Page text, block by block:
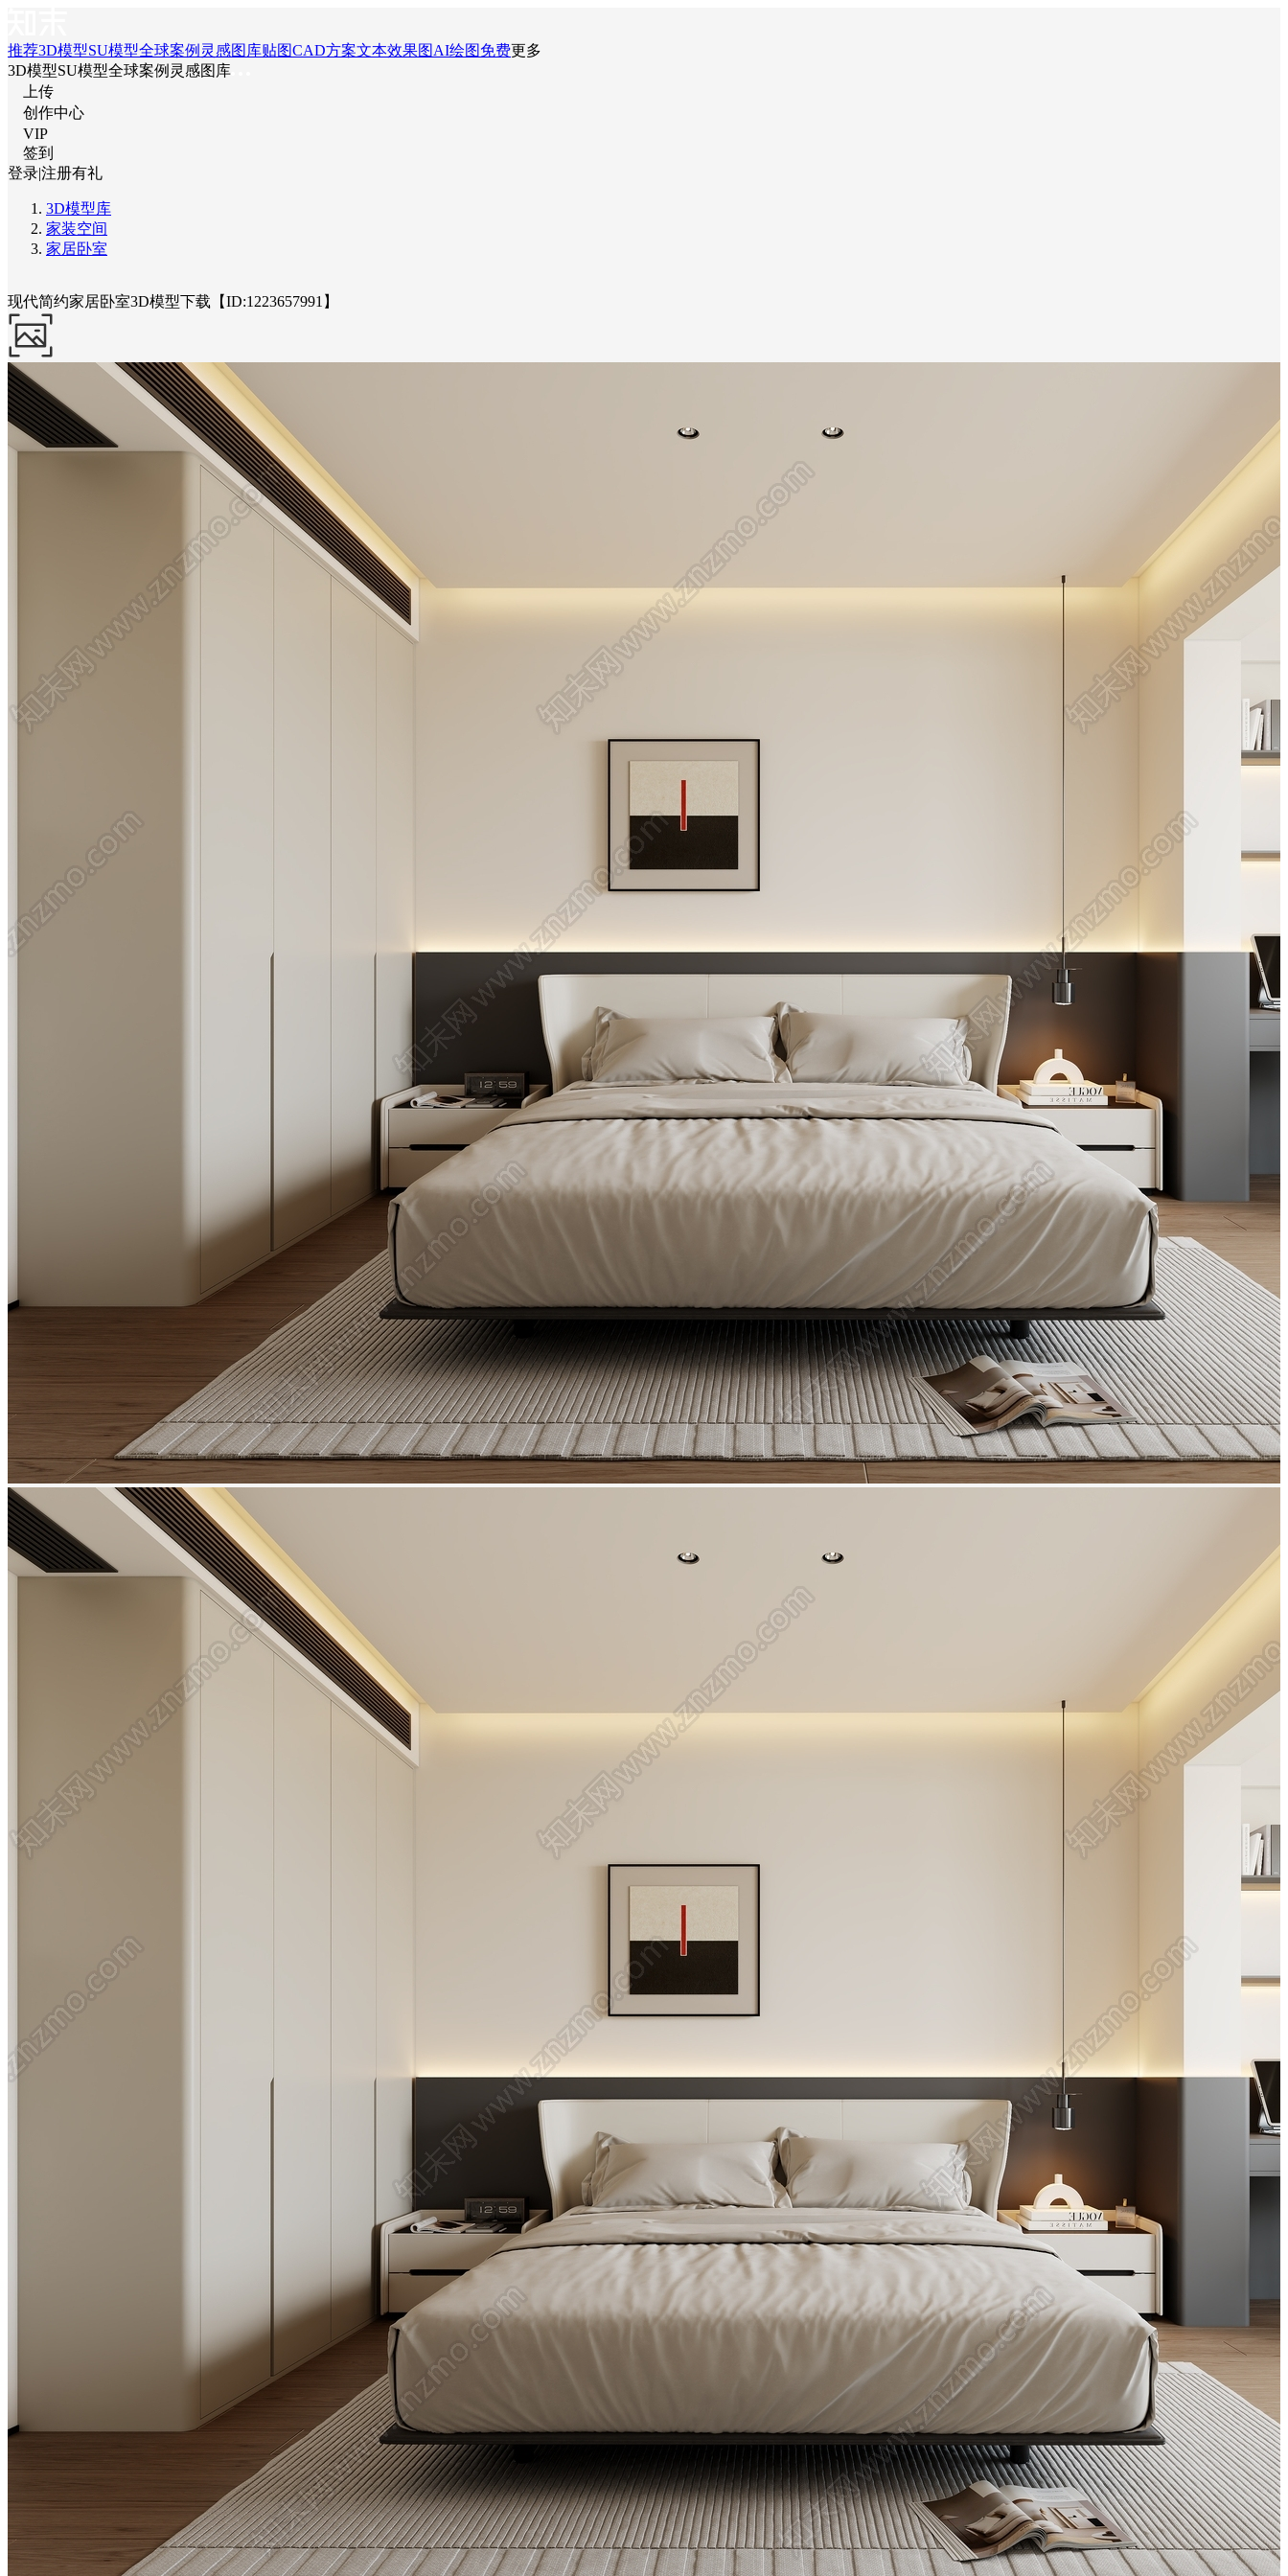
推荐3D模型SU模型全球案例 灵感图库贴图CAD方案文本效果图 AI绘图 免费更多
3D模型SU模型全球案例 灵感图库
上传
创作中心
VIP
签到
登录|注册有礼
3D模型库
家装空间
家居卧室
现代简约家居卧室3D模型下载【ID:1223657991】